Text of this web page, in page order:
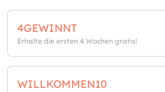
4GEWINNT
Erhalte die ersten 4 Wochen gratis!
WILLKOMMEN10